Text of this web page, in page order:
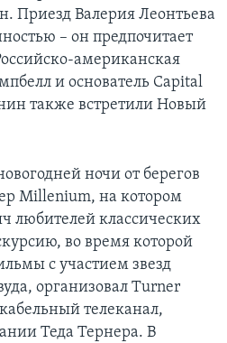
Приезд Валерия Леонтьева
– он предпочитает
американская
и основатель Capital
также встретили Новый
ночи от берегов
Millenium, на котором
любителей классических
во время которой
с участием звезд
организовал Turner
телеканал,
Теда Тернера. В